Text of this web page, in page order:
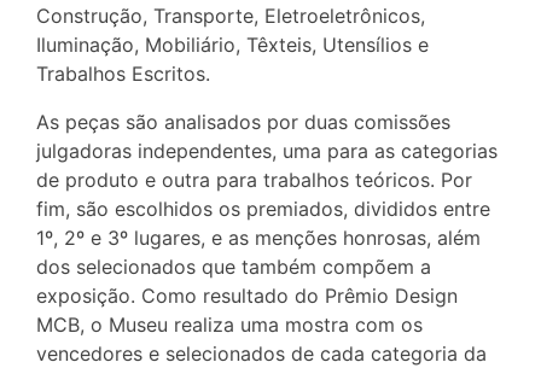
Construção, Transporte, Eletroeletrônicos,
Iluminação, Mobiliário, Têxteis, Utensílios e
Trabalhos Escritos.
As peças são analisados por duas comissões
julgadoras independentes, uma para as categorias
de produto e outra para trabalhos teóricos. Por
fim, são escolhidos os premiados, divididos entre
1º, 2º e 3º lugares, e as menções honrosas, além
dos selecionados que também compõem a
exposição. Como resultado do Prêmio Design
MCB, o Museu realiza uma mostra com os
vencedores e selecionados de cada categoria da